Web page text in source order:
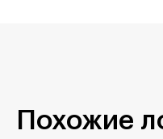
Похожие